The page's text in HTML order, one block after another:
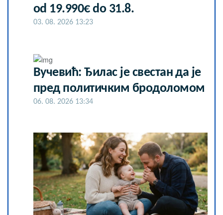
od 19.990€ do 31.8.
03. 08. 2026 13:23
Вучевић: Ђилас је свестан да је
пред политичким бродоломом
06. 08. 2026 13:34